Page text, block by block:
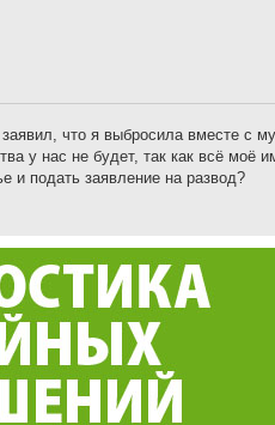
что я выбросила вместе с
у нас не будет, так как всё моё
и подать заявление на развод?